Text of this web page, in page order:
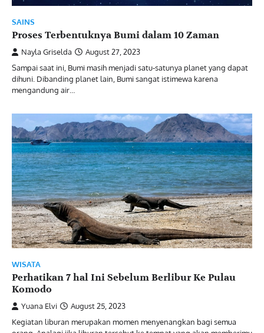
SAINS
Proses Terbentuknya Bumi dalam 10 Zaman
Nayla Griselda
August 27, 2023
Sampai saat ini, Bumi masih menjadi satu-satunya planet yang dapat
dihuni. Dibanding planet lain, Bumi sangat istimewa karena
mengandung air…
WISATA
Perhatikan 7 hal Ini Sebelum Berlibur Ke Pulau
Komodo
Yuana Elvi
August 25, 2023
Kegiatan liburan merupakan momen menyenangkan bagi semua